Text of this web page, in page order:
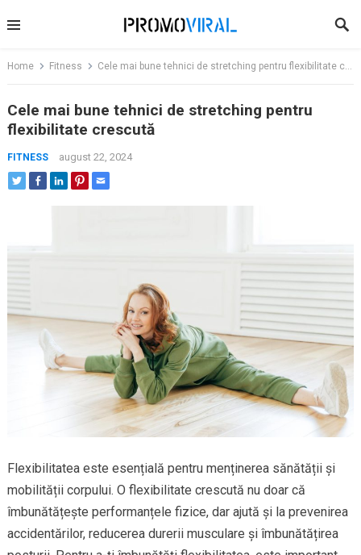
to
Home Fitness Cele mai bune tehnici de stretching pentru flexibilitate crescută
Cele mai bune tehnici de stretching pentru
flexibilitate crescută
FITNESS august 22, 2024
Flexibilitatea este esențială pentru menținerea sănătății și
mobilității corpului. O flexibilitate crescută nu doar că
îmbunătățește performanțele fizice, dar ajută și la prevenirea
accidentărilor, reducerea durerii musculare și îmbunătățirea